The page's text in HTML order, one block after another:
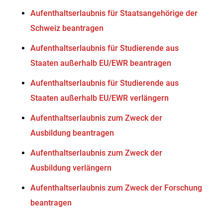
Aufenthaltserlaubnis für Staatsangehörige der
Schweiz beantragen
Aufenthaltserlaubnis für Studierende aus
Staaten außerhalb EU/EWR beantragen
Aufenthaltserlaubnis für Studierende aus
Staaten außerhalb EU/EWR verlängern
Aufenthaltserlaubnis zum Zweck der
Ausbildung beantragen
Aufenthaltserlaubnis zum Zweck der
Ausbildung verlängern
Aufenthaltserlaubnis zum Zweck der Forschung
beantragen